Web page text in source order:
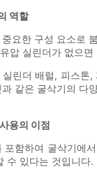
역할
요한 구성 요소로
압 실린더가 없으
린더 배럴, 피스톤
같은 굴삭기의 다
용의 이점
포함하여 굴삭기에
수 있다는 것입니